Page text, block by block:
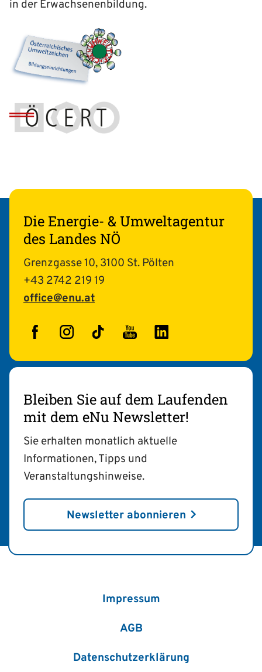
in der Erwachsenenbildung.
Die Energie- & Umweltagentur
des Landes NÖ
Grenzgasse 10, 3100 St. Pölten
+43 2742 219 19
office@enu.at
FacebookInstagram
TikTokYouTubeLinkedIn
Bleiben Sie auf dem Laufenden
mit dem eNu Newsletter!
Sie erhalten monatlich aktuelle
Informationen, Tipps und
Veranstaltungshinweise.
Newsletter abonnieren
Impressum
AGB
Datenschutzerklärung